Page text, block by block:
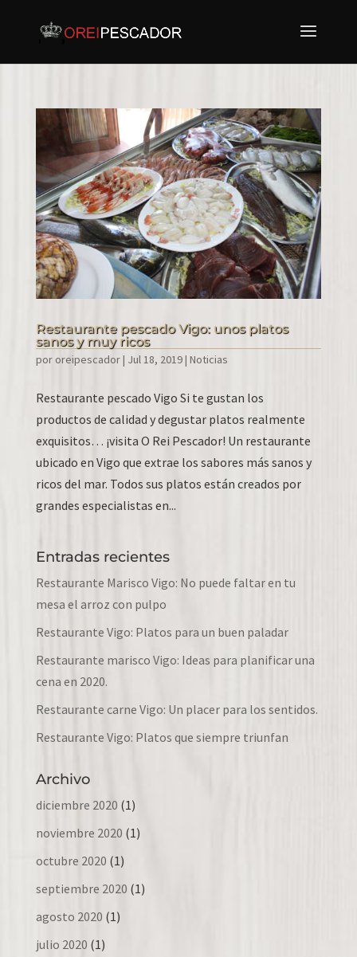
Restaurante pescado Vigo: unos platos
sanos y muy ricos
por oreipescador| Jul 18, 2019| Noticias
Restaurante pescado Vigo Si te gustan los
productos de calidad y degustar platos realmente
exquisitos… ¡visita O Rei Pescador! Un restaurante
ubicado en Vigo que extrae los sabores más sanos y
ricos del mar. Todos sus platos están creados por
grandes especialistas en...
Entradas recientes
Restaurante Marisco Vigo: No puede faltar en tu
mesa el arroz con pulpo
Restaurante Vigo: Platos para un buen paladar
Restaurante marisco Vigo: Ideas para planificar una
cena en 2020.
Restaurante carne Vigo: Un placer para los sentidos.
Restaurante Vigo: Platos que siempre triunfan
Archivo
diciembre 2020 (1)
noviembre 2020 (1)
octubre 2020 (1)
septiembre 2020 (1)
agosto 2020 (1)
julio 2020 (1)